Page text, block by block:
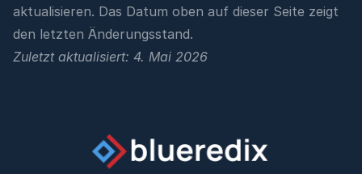
aktualisieren. Das Datum oben auf dieser Seite zeigt
den letzten Änderungsstand.
Zuletzt aktualisiert: 4. Mai 2026